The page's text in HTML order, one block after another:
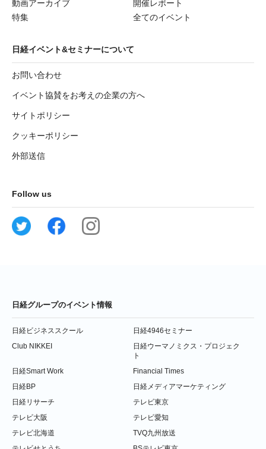
動画アーカイブ
開催レポート
特集
全てのイベント
日経イベント&セミナーについて
お問い合わせ
イベント協賛をお考えの企業の方へ
サイトポリシー
クッキーポリシー
外部送信
Follow us
日経グループのイベント情報
日経ビジネススクール
日経4946セミナー
Club NIKKEI
日経ウーマノミクス・プロジェク
ト
日経Smart Work
Financial Times
日経BP
日経メディアマーケティング
日経リサーチ
テレビ東京
テレビ大阪
テレビ愛知
テレビ北海道
TVQ九州放送